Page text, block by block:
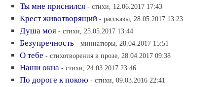
Ты мне приснился - стихи, 12.06.2017 17:43
Крест животворящий - рассказы, 28.05.2017 13:23
Душа моя - стихи, 25.05.2017 13:44
Безупречность - миниатюры, 28.04.2017 15:51
О тебе - стихотворения в прозе, 28.04.2017 09:38
Наши окна - стихи, 24.03.2017 23:46
По дороге к покою - стихи, 09.03.2016 22:41